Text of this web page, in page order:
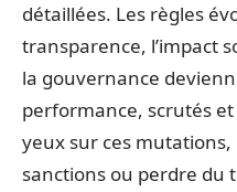
détaillées. Les règles
transparence, l’impact
la gouvernance
performance, scrutés
yeux sur ces mutations,
sanctions ou perdre du